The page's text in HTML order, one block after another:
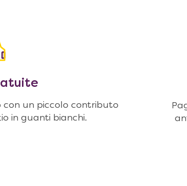
un piccolo contributo
in guanti bianchi.